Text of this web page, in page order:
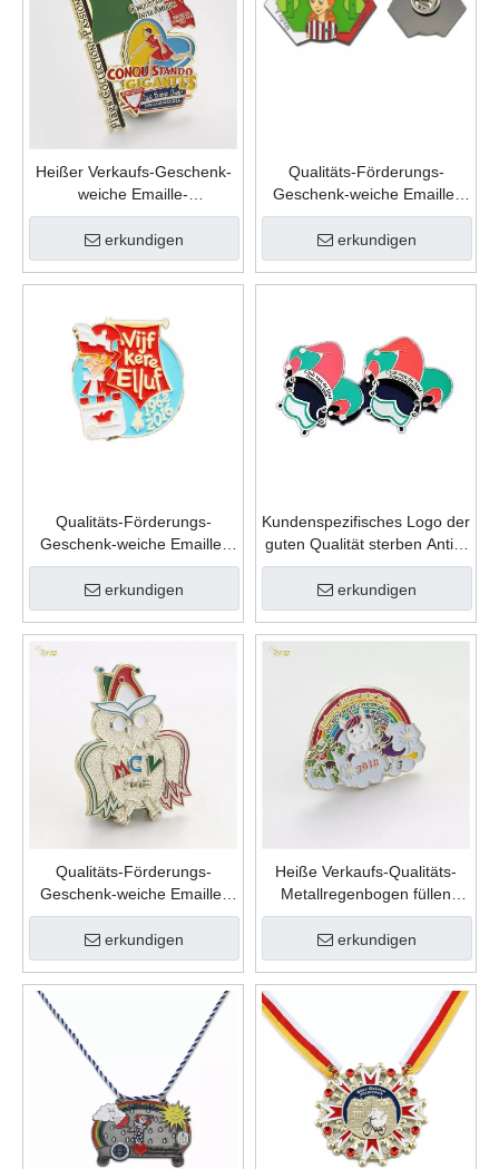
Heißer Verkaufs-Geschenk-
weiche Emaille-
kundenspezifische
Andenken-Mode-Form-Zink-
Legierungs-Karnevals-
Revers-Stift
erkundigen
Qualitäts-Förderungs-
Geschenk-weiche Emaille-
kundenspezifische
Andenken-Form-Zink-
Legierungs-Karnevals-
Revers-Stift
erkundigen
Qualitäts-Förderungs-
Geschenk-weiche Emaille-
kundenspezifische
Andenken-Form-Zink-
Legierungs-Karnevals-
Abzeichen
erkundigen
Kundenspezifisches Logo der
guten Qualität sterben Antik-
Goldmetallsport-
Gedenkkarnevals-Abzeichen
erkundigen
Qualitäts-Förderungs-
Geschenk-weiche Emaille-
kundenspezifische nette
Form-Zink-Legierungs-
Karnevalsnadel
erkundigen
Heiße Verkaufs-Qualitäts-
Metallregenbogen füllen
Farbe weiche Emaille-
kundenspezifische
Anstecknadel ein
erkundigen